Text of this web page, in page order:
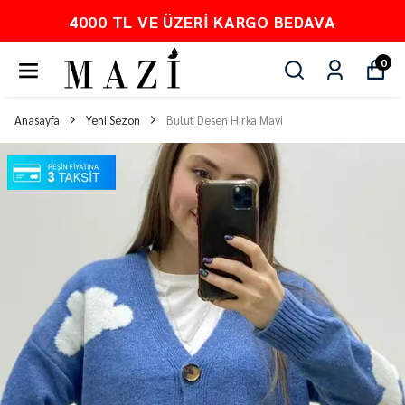
4000 TL VE ÜZERI KARGO BEDAVA
0
Anasayfa Yeni Sezon Bulut Desen Hırka Mavi